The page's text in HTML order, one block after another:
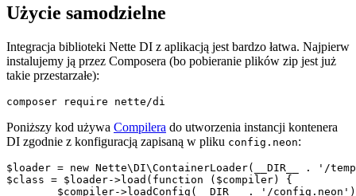
Użycie samodzielne
Integracja biblioteki Nette DI z aplikacją jest bardzo łatwa. Najpierw
instalujemy ją przez Composera (bo pobieranie plików zip jest już
takie przestarzałe):
Poniższy kod używa Compilera do utworzenia instancji kontenera
DI zgodnie z konfiguracją zapisaną w pliku config.neon:
$loader = new Nette\DI\ContainerLoader(__DIR__ . '/
$class = $loader->load(function ($compiler) {